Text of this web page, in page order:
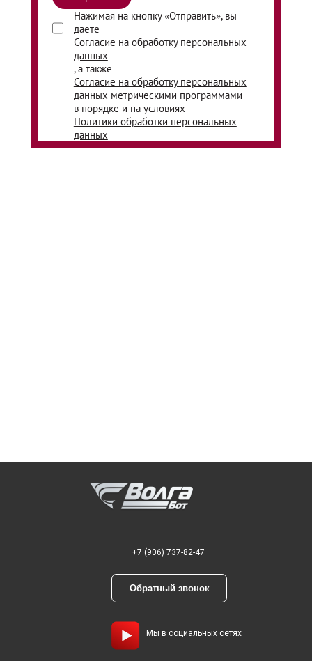
Нажимая на кнопку «Отправить», вы
даете
Согласие на обработку персональных
данных
, а также
Согласие на обработку персональных
данных метрическими программами
в порядке и на условиях
Политики обработки персональных
данных
+7 (906) 737-82-47
Обратный звонок
Мы в социальных сетях